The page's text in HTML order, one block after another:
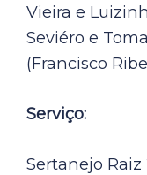
Vieira e
Seviéro e
(Francisco
Serviço:
Sertanejo Raiz